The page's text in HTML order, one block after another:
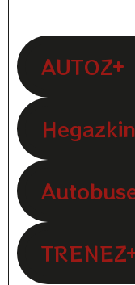
AUTOZ
TRENEZ